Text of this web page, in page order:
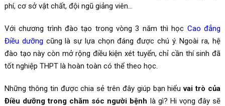
phí, cơ sở vật chất, đội ngũ giảng viên…
Với chương trình đào tạo trong vòng 3 năm thì học Cao đẳng
Điều dưỡng cũng là sự lựa chọn đáng được chú ý. Ngoài ra, hệ
đào tạo này còn mở rộng điều kiện xét tuyển, chỉ cần thí sinh đã
tốt nghiệp THPT là hoàn toàn có thể theo học.
Những thông tin được chia sẻ trên đây giúp bạn hiểuvai trò của
Điều dưỡng trong chăm sóc người bệnh là gì? Hi vọng đây sẽ